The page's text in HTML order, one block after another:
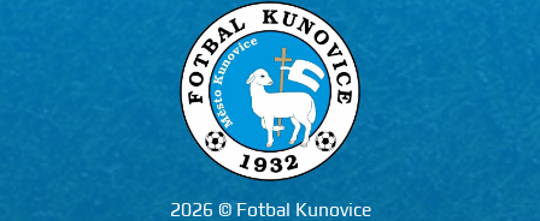
2026 © Fotbal Kunovice